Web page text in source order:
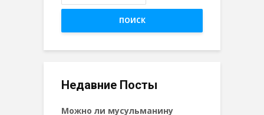
ПОИСК
Недавние Посты
Можно ли мусульманину